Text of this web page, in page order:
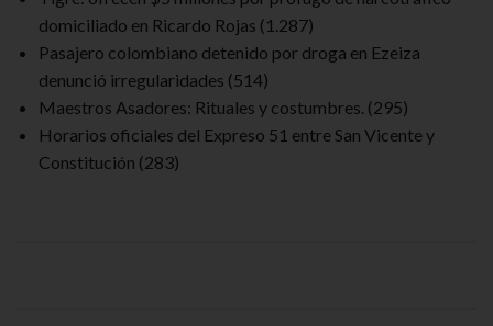
domiciliado en Ricardo Rojas (1.287)
Pasajero colombiano detenido por droga en Ezeiza
denunció irregularidades (514)
Maestros Asadores: Rituales y costumbres. (295)
Horarios oficiales del Expreso 51 entre San Vicente y
Constitución (283)